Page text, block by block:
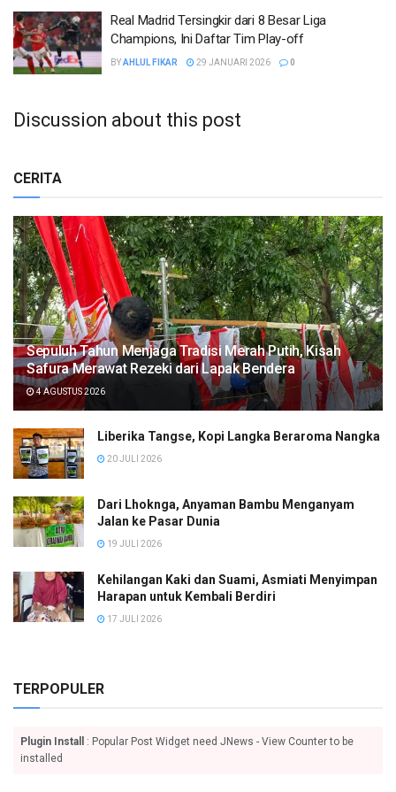
Real Madrid Tersingkir dari 8 Besar Liga
Champions, Ini Daftar Tim Play-off
BYAHLUL FIKAR 29 JANUARI 2026 0
Discussion about this post
CERITA
Sepuluh Tahun Menjaga Tradisi Merah Putih, Kisah
Safura Merawat Rezeki dari Lapak Bendera
4 AGUSTUS 2026
Liberika Tangse, Kopi Langka Beraroma Nangka
20 JULI 2026
Dari Lhoknga, Anyaman Bambu Menganyam
Jalan ke Pasar Dunia
19 JULI 2026
Kehilangan Kaki dan Suami, Asmiati Menyimpan
Harapan untuk Kembali Berdiri
17 JULI 2026
TERPOPULER
Plugin Install
: Popular Post Widget need JNews - View Counter to be
installed